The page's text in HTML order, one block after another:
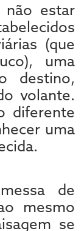
não estar
(que
uma
destino,
volante.
diferente
uma
de
mesmo
se